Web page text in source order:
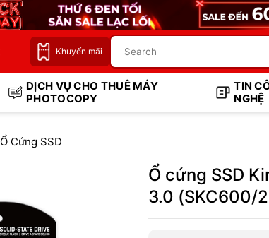
Khuyến mãi
DỊCH VỤ CHO THUÊ MÁY
PHOTOCOPY
TIN
NGHỆ
Ổ Cứng SSD
Ổ cứng SSD
3.0 (SKC600/